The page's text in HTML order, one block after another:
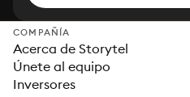
COMPAÑÍA
Acerca de Storytel
Únete al equipo
Inversores